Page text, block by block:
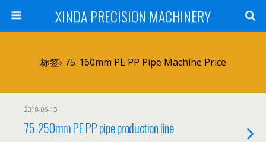
XINDA PRECISION MACHINERY
标签› 75-160mm PE PP Pipe Machine Price
2018-06-15
75-250mm PE PP pipe production line